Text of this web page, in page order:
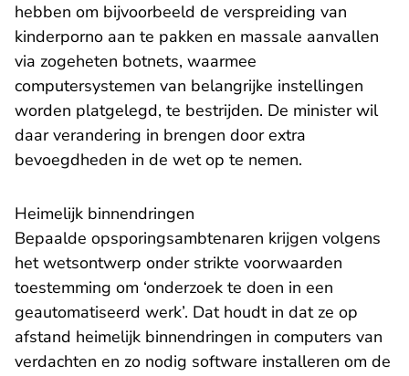
hebben om bijvoorbeeld de verspreiding van
kinderporno aan te pakken en massale aanvallen
via zogeheten botnets, waarmee
computersystemen van belangrijke instellingen
worden platgelegd, te bestrijden. De minister wil
daar verandering in brengen door extra
bevoegdheden in de wet op te nemen.
Heimelijk binnendringen
Bepaalde opsporingsambtenaren krijgen volgens
het wetsontwerp onder strikte voorwaarden
toestemming om ‘onderzoek te doen in een
geautomatiseerd werk’. Dat houdt in dat ze op
afstand heimelijk binnendringen in computers van
verdachten en zo nodig software installeren om de